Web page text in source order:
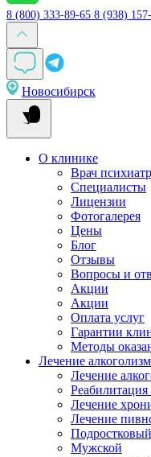
8 (800) 333-89-65 8 (938)
Новосибирск
О клинике
Врач
Специалисты
Лицензии
Фотогалерея
Цены
Блог
Отзывы
Вопросы и
Акции
Акции
Оплата услуг
Гарантии
Методы
Лечение
Лечение
Реабилитация
Лечение
Лечение
Подростковый
Мужской